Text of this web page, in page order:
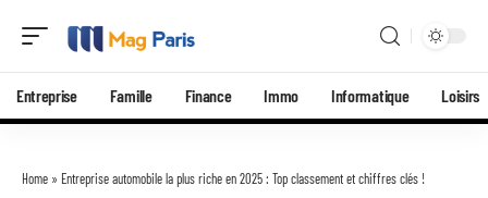
Entreprise Famille Finance Immo Informatique Loisirs
Home » Entreprise automobile la plus riche en 2025 : Top classement et chiffres clés !